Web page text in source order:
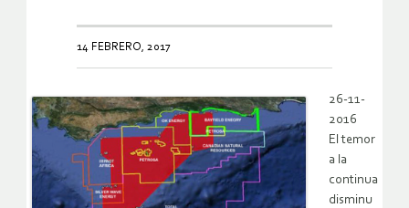
14 FEBRERO, 2017
26-11-
2016
El temor
a la
continua
disminu